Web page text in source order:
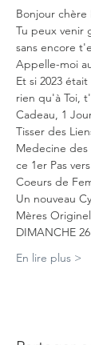
Bonjour chère
Tu peux venir
sans encore
Appelle-moi
Et si 2023
rien qu'à Toi,
Cadeau, 1
Tisser des
Medecine des
ce 1er Pas
Coeurs de
Un nouveau
Mères
DIMANCHE 26
En lire plus >